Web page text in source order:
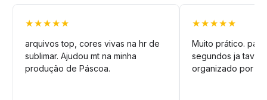
★★★★★
arquivos top, cores vivas na hr de
sublimar. Ajudou mt na minha
produção de Páscoa.
★★★★★
Muito prático.
segundos ja tava
organizado por